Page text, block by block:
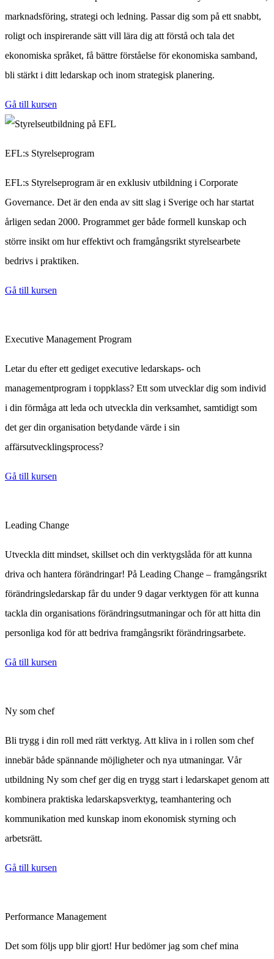
marknadsföring, strategi och ledning. Passar dig som på ett snabbt,
roligt och inspirerande sätt vill lära dig att förstå och tala det
ekonomiska språket, få bättre förståelse för ekonomiska samband,
bli stärkt i ditt ledarskap och inom strategisk planering.
Gå till kursen
EFL:s Styrelseprogram
EFL:s Styrelseprogram är en exklusiv utbildning i Corporate
Governance. Det är den enda av sitt slag i Sverige och har startat
årligen sedan 2000. Programmet ger både formell kunskap och
större insikt om hur effektivt och framgångsrikt styrelsearbete
bedrivs i praktiken.
Gå till kursen
Executive Management Program
Letar du efter ett gediget executive ledarskaps- och
managementprogram i toppklass? Ett som utvecklar dig som individ
i din förmåga att leda och utveckla din verksamhet, samtidigt som
det ger din organisation betydande värde i sin
affärsutvecklingsprocess?
Gå till kursen
Leading Change
Utveckla ditt mindset, skillset och din verktygslåda för att kunna
driva och hantera förändringar! På Leading Change – framgångsrikt
förändringsledarskap får du under 9 dagar verktygen för att kunna
tackla din organisations förändringsutmaningar och för att hitta din
personliga kod för att bedriva framgångsrikt förändringsarbete.
Gå till kursen
Ny som chef
Bli trygg i din roll med rätt verktyg. Att kliva in i rollen som chef
innebär både spännande möjligheter och nya utmaningar. Vår
utbildning Ny som chef ger dig en trygg start i ledarskapet genom att
kombinera praktiska ledarskapsverktyg, teamhantering och
kommunikation med kunskap inom ekonomisk styrning och
arbetsrätt.
Gå till kursen
Performance Management
Det som följs upp blir gjort! Hur bedömer jag som chef mina